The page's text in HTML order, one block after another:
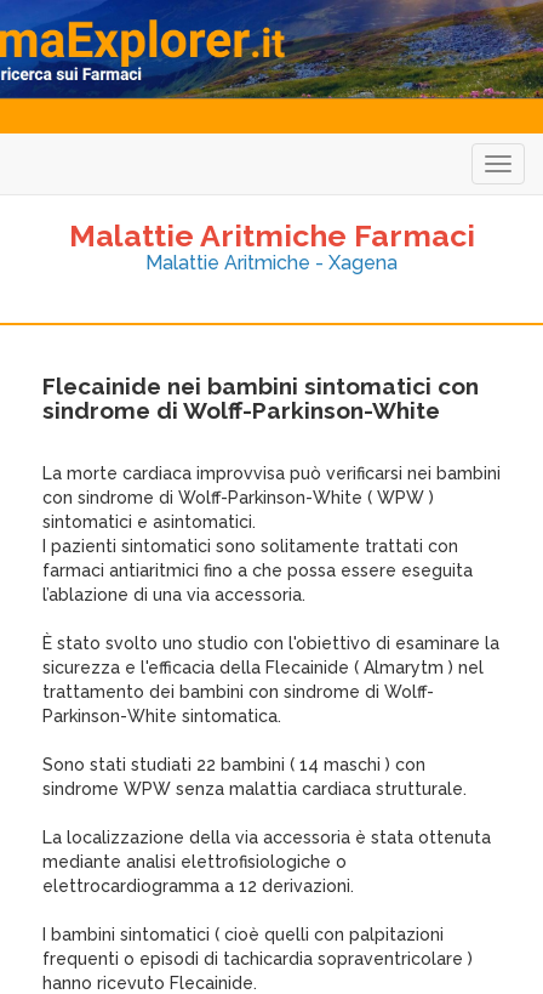
Malattie Aritmiche Farmaci
Malattie Aritmiche - Xagena
Flecainide nei bambini sintomatici con
sindrome di Wolff-Parkinson-White
La morte cardiaca improvvisa può verificarsi nei bambini
con sindrome di Wolff-Parkinson-White ( WPW )
sintomatici e asintomatici.
I pazienti sintomatici sono solitamente trattati con
farmaci antiaritmici fino a che possa essere eseguita
l’ablazione di una via accessoria.
È stato svolto uno studio con l'obiettivo di esaminare la
sicurezza e l'efficacia della Flecainide ( Almarytm ) nel
trattamento dei bambini con sindrome di Wolff-
Parkinson-White sintomatica.
Sono stati studiati 22 bambini ( 14 maschi ) con
sindrome WPW senza malattia cardiaca strutturale.
La localizzazione della via accessoria è stata ottenuta
mediante analisi elettrofisiologiche o
elettrocardiogramma a 12 derivazioni.
I bambini sintomatici ( cioè quelli con palpitazioni
frequenti o episodi di tachicardia sopraventricolare )
hanno ricevuto Flecainide.